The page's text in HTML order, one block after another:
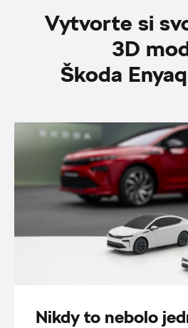
Vytvorte si
3D
Škoda
Nikdy to nebolo